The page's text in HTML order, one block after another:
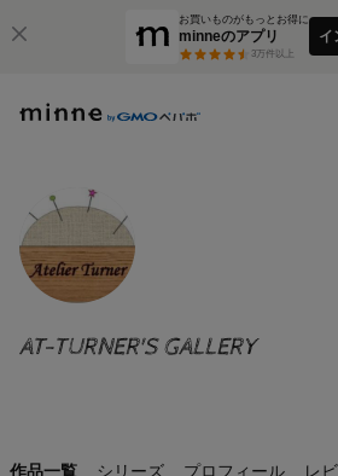
お買いものがもっとお得に
minneのアプリ
3万件以上
イ
AT-TURNER'S GALLERY
作品一覧 シリーズ プロフィール レ